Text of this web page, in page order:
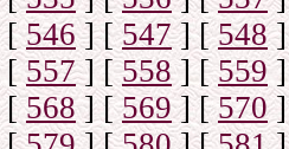
[546] [547] [548]
[557] [558] [559]
[568] [569] [570]